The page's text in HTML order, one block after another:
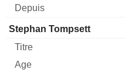
Stephan Tompsett